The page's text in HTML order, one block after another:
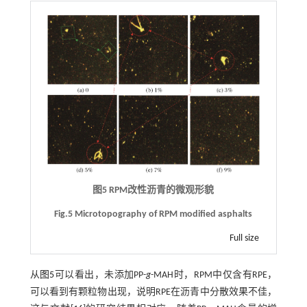
图5 RPM改性沥青的微观形貌
Fig.5 Microtopography of RPM modified asphalts
Full size
从 图5 可以看出，未添加PP-g-MAH时，RPM中仅含有RPE，
可以看到有颗粒物出现，说明RPE在沥青中分散效果不佳，